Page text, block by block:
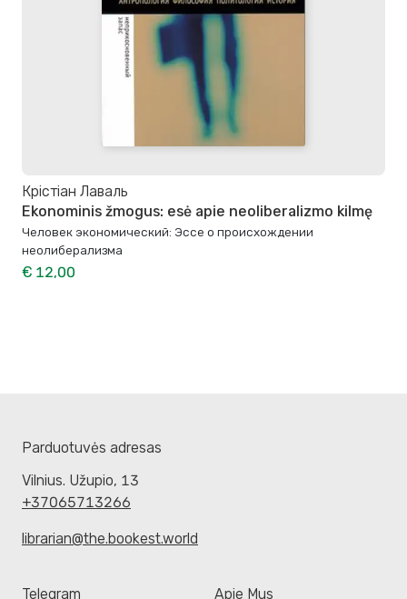
Крістіан Лаваль
Ekonominis žmogus: esė apie neoliberalizmo kilmę
Человек экономический: Эссе о происхождении
неолиберализма
€ 12,00
Parduotuvės adresas
Vilnius. Užupio, 13
+37065713266
librarian@the.bookest.world
Telegram Apie Mus